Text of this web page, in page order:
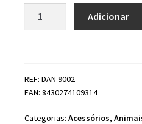
original
era:
atual
é:
p/fio
Adicionar
REF: DAN 9002
EAN: 8430274109314
Categorias: Acessórios,